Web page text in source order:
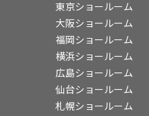
東京ショールーム
大阪ショールーム
福岡ショールーム
横浜ショールーム
広島ショールーム
仙台ショールーム
札幌ショールーム